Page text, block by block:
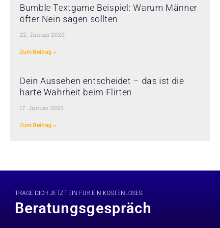
Bumble Textgame Beispiel: Warum Männer
öfter Nein sagen sollten
22. Januar 2026
Zum Beitrag »
Dein Aussehen entscheidet – das ist die
harte Wahrheit beim Flirten
17. Januar 2026
Zum Beitrag »
TRAGE DICH JETZT EIN FÜR EIN KOSTENLOSES
Beratungsgespräch